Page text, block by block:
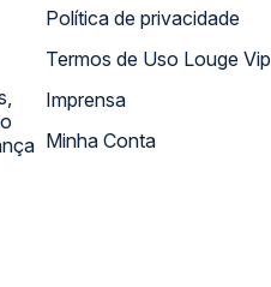
Política de privacidade
Termos de Uso Louge Vip
Imprensa
Minha Conta